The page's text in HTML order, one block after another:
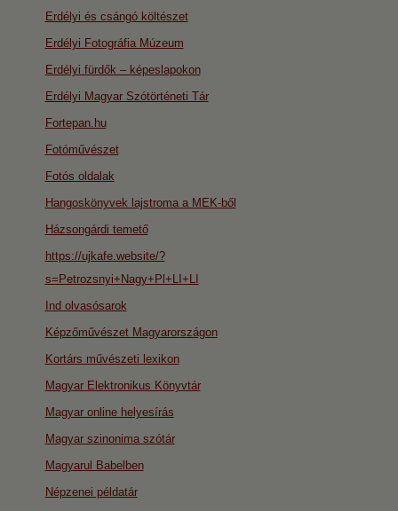
Erdélyi és csángó költészet
Erdélyi Fotográfia Múzeum
Erdélyi fürdők – képeslapokon
Erdélyi Magyar Szótörténeti Tár
Fortepan.hu
Fotóművészet
Fotós oldalak
Hangoskönyvek lajstroma a MEK-ből
Házsongárdi temető
https://ujkafe.website/?
s=Petrozsnyi+Nagy+Pl+LI+LI
Ind olvasósarok
Képzőművészet Magyarországon
Kortárs művészeti lexikon
Magyar Elektronikus Könyvtár
Magyar online helyesírás
Magyar szinonima szótár
Magyarul Babelben
Népzenei példatár